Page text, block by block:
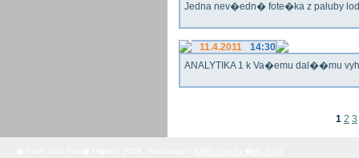
Jedna nev�edn� fote�ka z paluby
11.4.2011
14:30
ANALYTIKA 1 k Va�emu dal��mu
1 2 3